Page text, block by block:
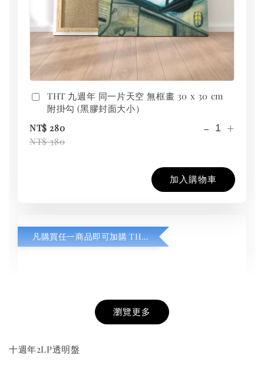
THT 九週年 同一片天空 無框畫 30 x 30 cm
附掛勾 (黑膠封面大小）
NT$ 280
NT$ 380
- +
加入購物車
凡購買任一商品即可加購 THT 九週年紀念 T-shirt
瀏覽更多
十週年2LP透明盤